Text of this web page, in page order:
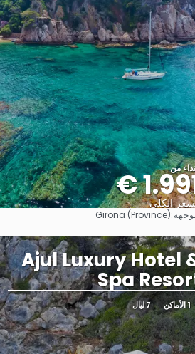
من
1.991
الكلي
شاهد
Girona (Province)
Ajul Luxury Hotel
Spa
1 الأماكن 7 ليال